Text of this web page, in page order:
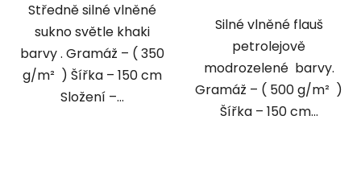
Středně silné vlněné
sukno světle khaki
barvy . Gramáž – ( 350
g/m² ) Šířka – 150 cm
Složení –...
Silné vlněné flauš
petrolejově
modrozelené barvy.
Gramáž – ( 500 g/m² )
Šířka – 150 cm...